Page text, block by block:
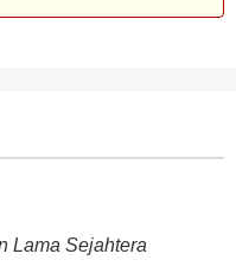
Lama Sejahtera